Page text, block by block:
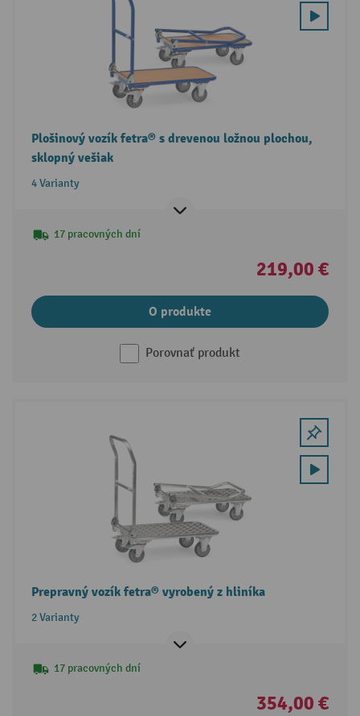
Plošinový vozík fetra® s drevenou ložnou plochou,
sklopný vešiak
4 Varianty
17 pracovných dní
219,00 €
O produkte
Porovnať produkt
Prepravný vozík fetra® vyrobený z hliníka
2 Varianty
17 pracovných dní
354,00 €